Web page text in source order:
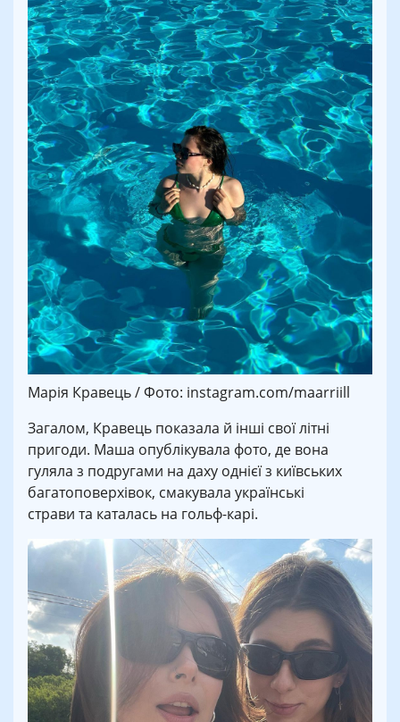
Марія Кравець / Фото: instagram.com/maarriill
Загалом, Кравець показала й інші свої літні
пригоди. Маша опублікувала фото, де вона
гуляла з подругами на даху однієї з київських
багатоповерхівок, смакувала українські
страви та каталась на гольф-карі.